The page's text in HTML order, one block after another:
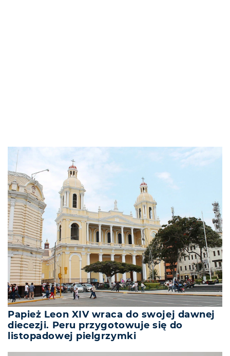
Papież Leon XIV wraca do swojej dawnej
diecezji. Peru przygotowuje się do
listopadowej pielgrzymki